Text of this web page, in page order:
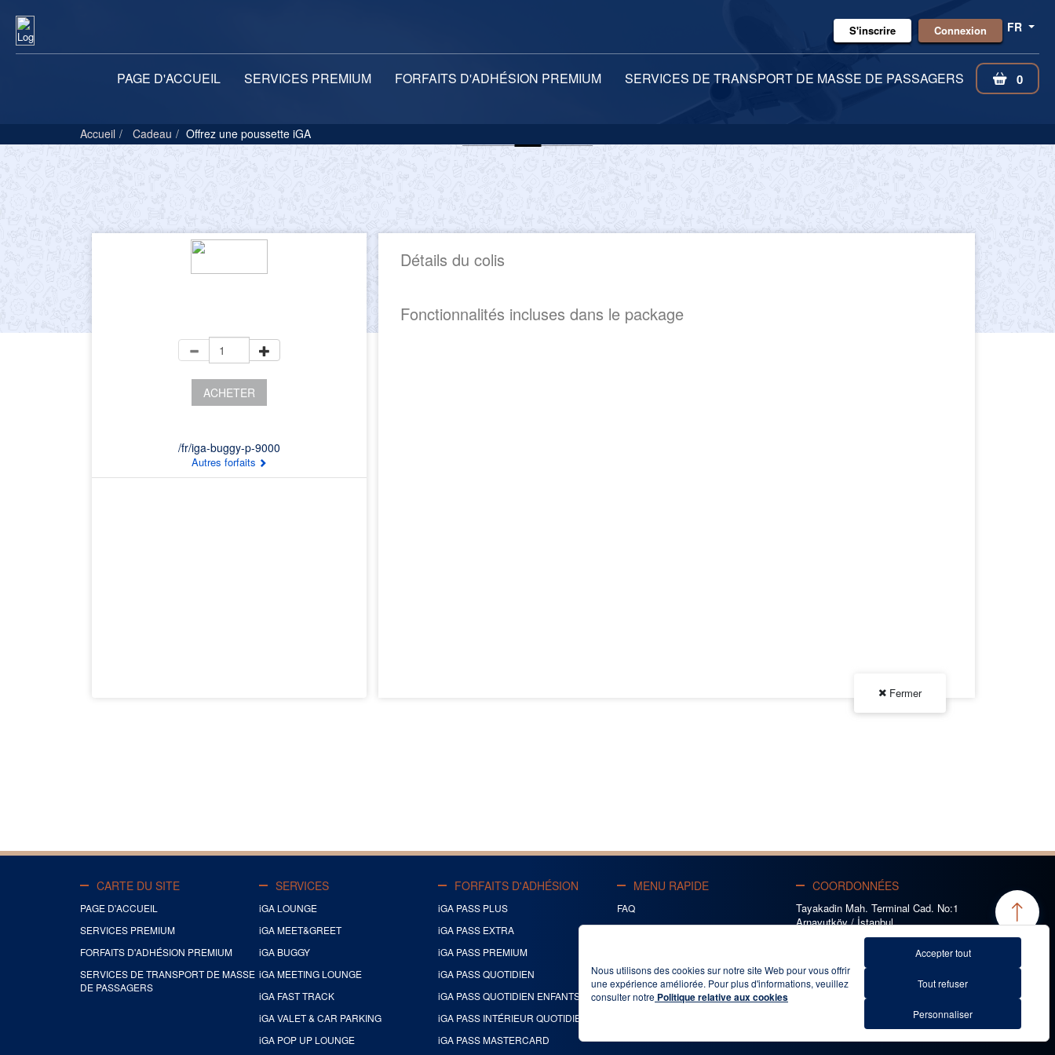
Nous utilisons des cookies sur notre site Web pour vous offrir
une expérience améliorée. Pour plus d'informations, veuillez
consulter notre Politique relative aux cookies
Accepter tout
Tout refuser
Personnaliser
S'inscrire Connexion FR
PAGE D'ACCUEIL SERVICES PREMIUM FORFAITS D'ADHÉSION PREMIUM SERVICES DE TRANSPORT DE MASSE DE PASSAGERS 0
Accueil Cadeau Offrez une poussette iGA
ACHETER
/fr/iga-buggy-p-9000
Autres forfaits
Détails du colis
Fonctionnalités incluses dans le package
Fermer
CARTE DU SITE
PAGE D'ACCUEIL
SERVICES PREMIUM
FORFAITS D'ADHÉSION PREMIUM
SERVICES DE TRANSPORT DE MASSE
DE PASSAGERS
SERVICES
iGA LOUNGE
iGA MEET&GREET
iGA BUGGY
iGA MEETING LOUNGE
iGA FAST TRACK
iGA VALET & CAR PARKING
iGA POP UP LOUNGE
FORFAITS D'ADHÉSION
iGA PASS PLUS
iGA PASS EXTRA
iGA PASS PREMIUM
iGA PASS QUOTIDIEN
iGA PASS QUOTIDIEN ENFANTS
iGA PASS INTÉRIEUR QUOTIDIEN
iGA PASS MASTERCARD
MENU RAPIDE
FAQ
NOUS CONTACTER
À PROPOS DE NOUS
COORDONNÉES
Tayakadin Mah. Terminal Cad. No:1
Arnavutköy / İstanbul
444 1 IGA / 444 1 442
ist@igairport.aero
@igapass